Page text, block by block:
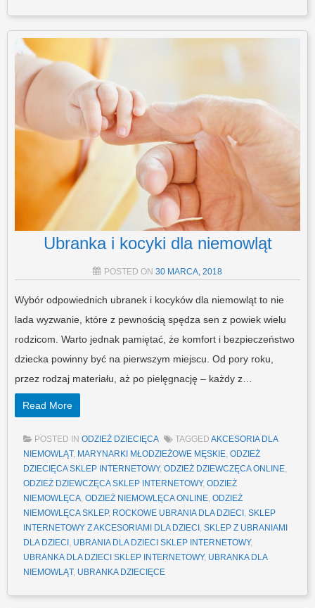
Ubranka i kocyki dla niemowląt
POSTED ON 30 MARCA, 2018
Wybór odpowiednich ubranek i kocyków dla niemowląt to nie
lada wyzwanie, które z pewnością spędza sen z powiek wielu
rodzicom. Warto jednak pamiętać, że komfort i bezpieczeństwo
dziecka powinny być na pierwszym miejscu. Od pory roku,
przez rodzaj materiału, aż po pielęgnację – każdy z…
Read More
POSTED IN ODZIEŻ DZIECIĘCA TAGGED AKCESORIA DLA
NIEMOWLĄT, MARYNARKI MŁODZIEŻOWE MĘSKIE ODZIEŻ
DZIECIĘCA SKLEP INTERNETOWY, ODZIEŻ DZIEWCZĘCA ONLINE
ODZIEŻ DZIEWCZĘCA SKLEP INTERNETOWY, ODZIEŻ
NIEMOWLĘCA ODZIEŻ NIEMOWLĘCA ONLINE ODZIEŻ
NIEMOWLĘCA SKLEP, ROCKOWE UBRANIA DLA DZIECI SKLEP
INTERNETOWY Z AKCESORIAMI DLA DZIECI SKLEP Z UBRANIAMI
DLA DZIECI UBRANIA DLA DZIECI SKLEP INTERNETOWY,
UBRANKA DLA DZIECI SKLEP INTERNETOWY, UBRANKA DLA
NIEMOWLĄT, UBRANKA DZIECIĘCE